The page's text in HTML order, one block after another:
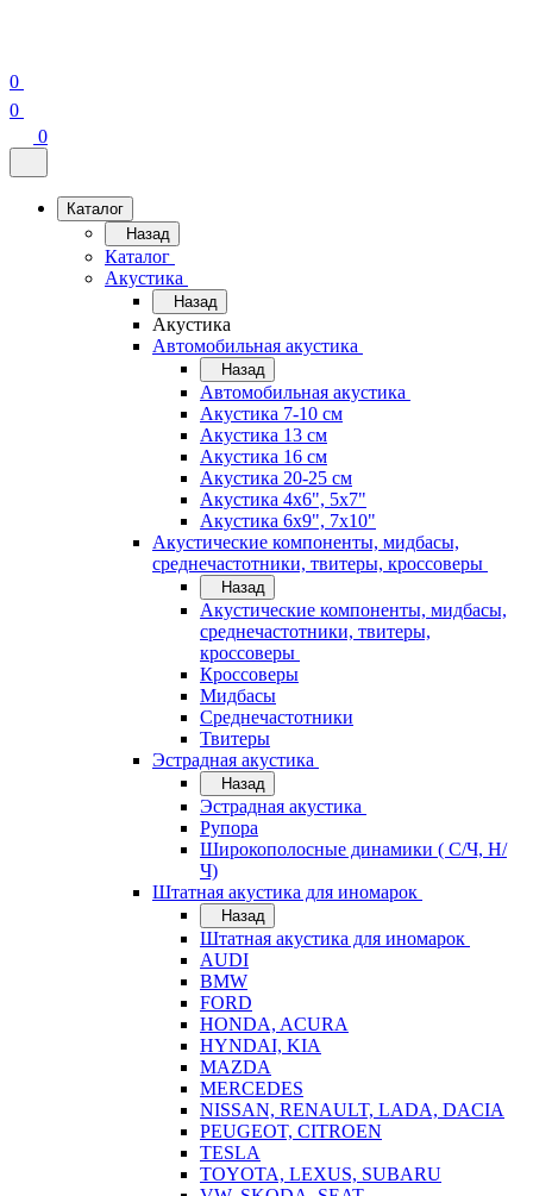
0
0
0
Каталог
Назад
Каталог
Акустика
Назад
Акустика
Автомобильная акустика
Назад
Автомобильная акустика
Акустика 7-10 см
Акустика 13 см
Акустика 16 см
Акустика 20-25 см
Акустика 4х6", 5х7"
Акустика 6х9", 7х10"
Акустические компоненты, мидбасы,
среднечастотники, твитеры, кроссоверы
Назад
Акустические компоненты, мидбасы,
среднечастотники, твитеры,
кроссоверы
Кроссоверы
Мидбасы
Среднечастотники
Твитеры
Эстрадная акустика
Назад
Эстрадная акустика
Рупора
Широкополосные динамики ( С/Ч, Н/
Ч)
Штатная акустика для иномарок
Назад
Штатная акустика для иномарок
AUDI
BMW
FORD
HONDA, ACURA
HYNDAI, KIA
MAZDA
MERCEDES
NISSAN, RENAULT, LADA, DACIA
PEUGEOT, CITROEN
TESLA
TOYOTA, LEXUS, SUBARU